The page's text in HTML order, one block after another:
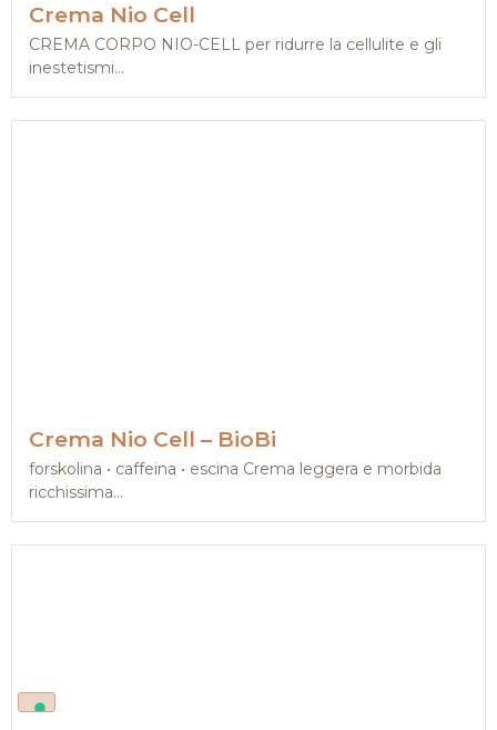
Crema Nio Cell
CREMA CORPO NIO-CELL per ridurre la cellulite e gli
inestetismi...
Crema Nio Cell – BioBi
forskolina • caffeina • escina Crema leggera e morbida
ricchissima...